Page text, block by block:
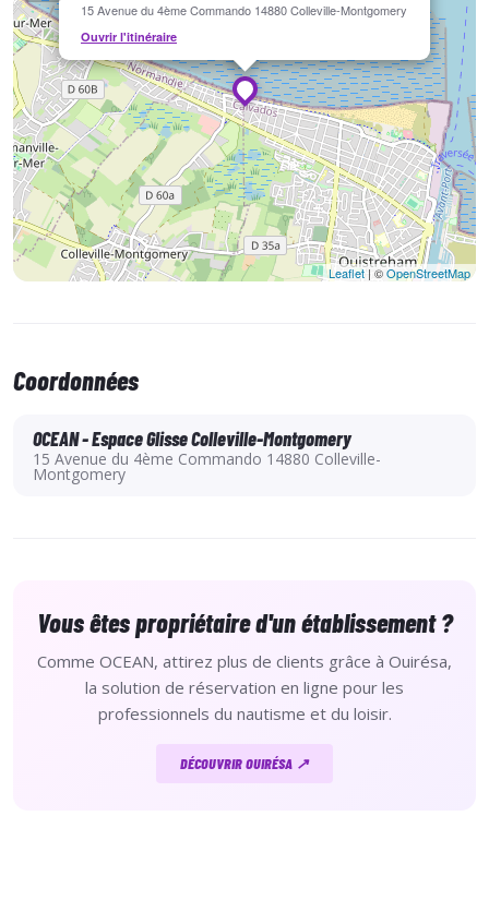
En un clin d'œil :
Activité de mars à juin et de septembre à décembre
Encadrement professionnel pour tous les niveaux
Forfaits flexibles pour s'adapter à vos envies
15 Avenue du 4ème Commando 14880 Colleville-Montgomery
Ouvrir l'itinéraire
Leaflet| ©OpenStreetMap
Coordonnées
OCEAN - Espace Glisse Colleville-Montgomery
15 Avenue du 4ème Commando 14880 Colleville-
Montgomery
Vous êtes propriétaire d'un établissement ?
Comme OCEAN, attirez plus de clients grâce à Ouirésa,
la solution de réservation en ligne pour les
professionnels du nautisme et du loisir.
DÉCOUVRIR OUIRÉSA ↗